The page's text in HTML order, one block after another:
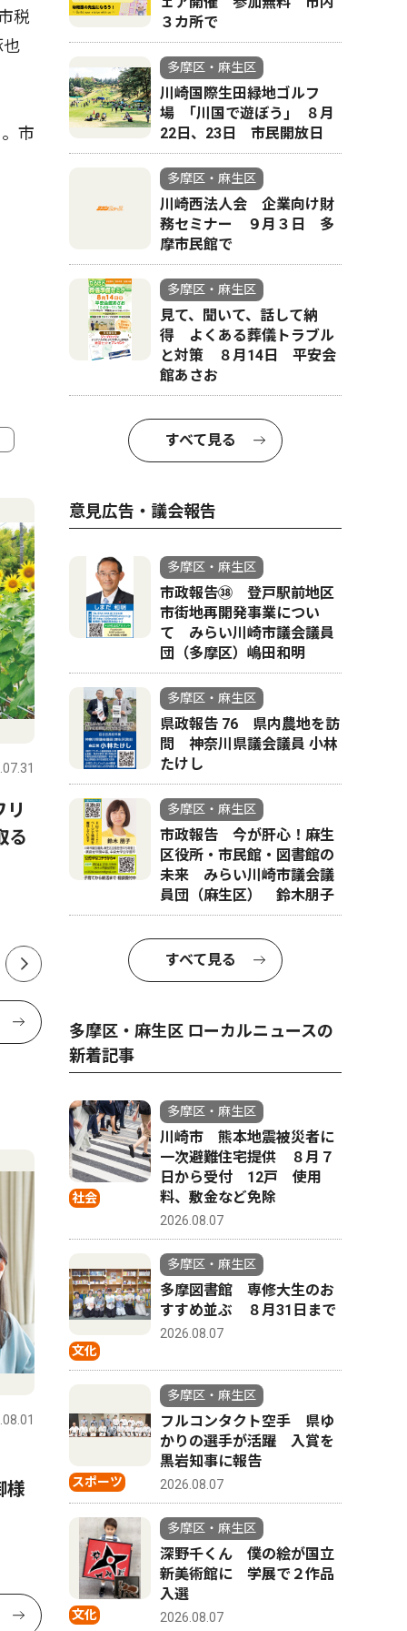
税
市
る
4
社会
多摩区・麻生区
鈴木産婦人科が閉院
63年間の歴史に幕 料金所「
３月９日か
様
３カ所で
多摩区・麻生区
川崎国際生田緑地ゴルフ
場 ｢川国で遊ぼう｣ ８月
22日、23日 市民開放日
多摩区・麻生区
川崎西法人会 企業向け財
務セミナー ９月３日 多
摩市民館で
多摩区・麻生区
見て、聞いて、話して納
得 よくある葬儀トラブル
と対策 ８月14日 平安会
館あさお
すべて見る
意見広告・議会報告
多摩区・麻生区
市政報告㊳ 登戸駅前地区
市街地再開発事業につい
て みらい川崎市議会議員
団（多摩区）嶋田和明
多摩区・麻生区
県政報告 76 県内農地を訪
問 神奈川県議会議員 小林
たけし
多摩区・麻生区
市政報告 今が肝心！麻生
区役所・市民館・図書館の
未来 みらい川崎市議会議
員団（麻生区） 鈴木朋子
すべて見る
多摩区・麻生区 ローカルニュースの
新着記事
社会
多摩区・麻生区
川崎市 熊本地震被災者に
一次避難住宅提供 ８月７
日から受付 12戸 使用
料、敷金など免除
2026.08.07
文化
多摩区・麻生区
多摩図書館 専修大生のお
すすめ並ぶ ８月31日まで
2026.08.07
スポーツ
多摩区・麻生区
フルコンタクト空手 県ゆ
かりの選手が活躍 入賞を
黒岩知事に報告
2026.08.07
文化
多摩区・麻生区
深野千くん 僕の絵が国立
新美術館に 学展で２作品
入選
2026.08.07